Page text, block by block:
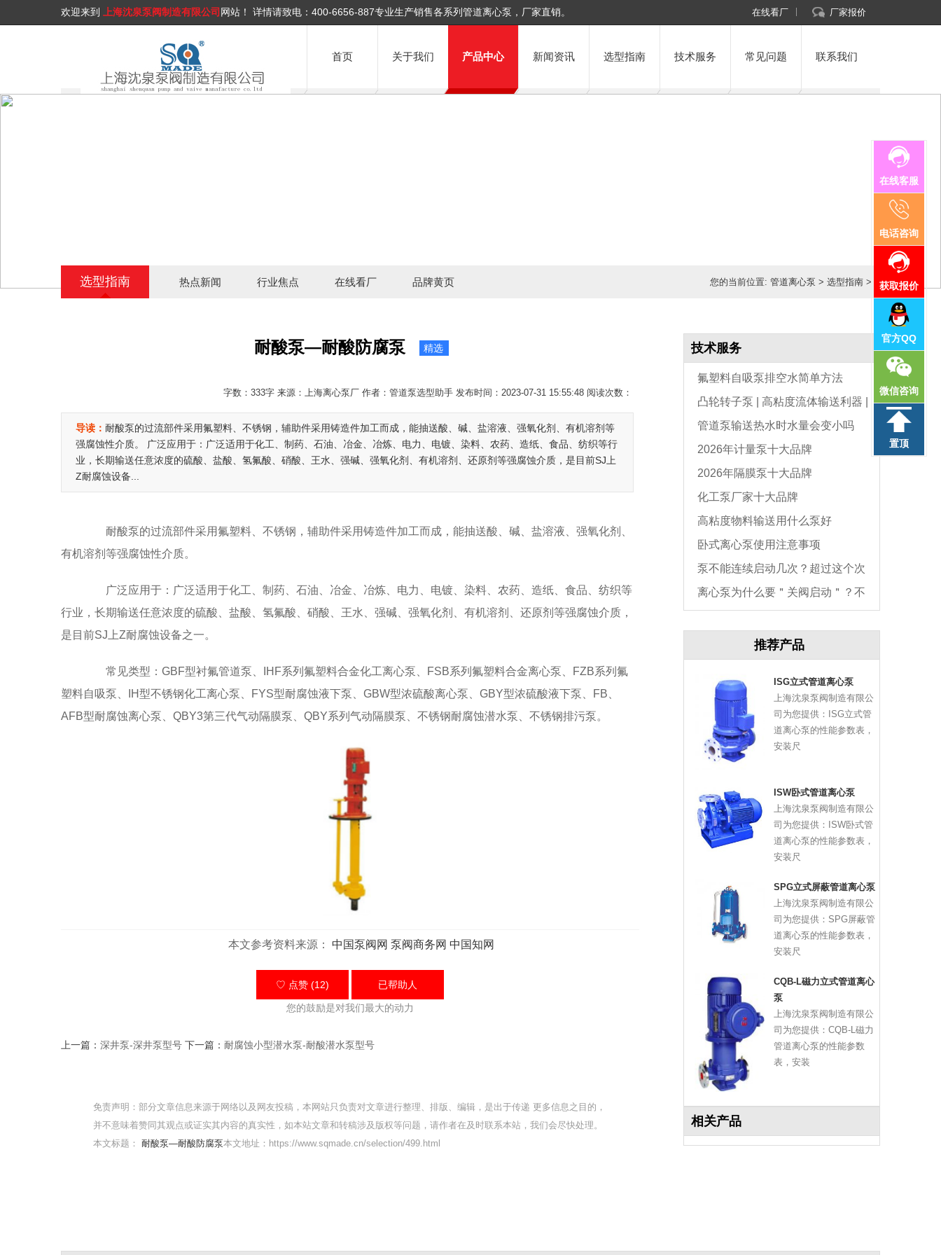
欢迎来到 上海沈泉泵阀制造有限公司 网站！ 详情请致电： 400-6656-887专业生产销售各系列管道离心泵，厂家直销。 在线看厂 厂家报价
首页 关于我们 产品中心 新闻资讯 选型指南 技术服务 常见问题 联系我们
在线客服
电话咨询
获取报价
官方QQ
微信咨询
置顶
选型指南 热点新闻 行业焦点 在线看厂 品牌黄页 您的当前位置:管道离心泵 >选型指南 >
耐酸泵—耐酸防腐泵 精选
字数：333字 来源：上海离心泵厂 作者：管道泵选型助手 发布时间：2023-07-31 15:55:48 阅读次数：
导读： 耐酸泵的过流部件采用氟塑料、不锈钢，辅助件采用铸造件加工而成，能抽送酸、碱、盐溶液、强氧化剂、有机溶剂等
强腐蚀性介质。 广泛应用于：广泛适用于化工、制药、石油、冶金、冶炼、电力、电镀、染料、农药、造纸、食品、纺织等行
业，长期输送任意浓度的硫酸、盐酸、氢氟酸、硝酸、王水、强碱、强氧化剂、有机溶剂、还原剂等强腐蚀介质，是目前SJ上
Z耐腐蚀设备...
耐酸泵的过流部件采用氟塑料、不锈钢，辅助件采用铸造件加工而成，能抽送酸、碱、盐溶液、强氧化剂、
有机溶剂等强腐蚀性介质。
广泛应用于：广泛适用于化工、制药、石油、冶金、冶炼、电力、电镀、染料、农药、造纸、食品、纺织等
行业，长期输送任意浓度的硫酸、盐酸、氢氟酸、硝酸、王水、强碱、强氧化剂、有机溶剂、还原剂等强腐蚀介质，
是目前SJ上Z耐腐蚀设备之一。
常见类型：GBF型衬氟管道泵、IHF系列氟塑料合金化工离心泵、FSB系列氟塑料合金离心泵、FZB系列氟
塑料自吸泵、IH型不锈钢化工离心泵、FYS型耐腐蚀液下泵、GBW型浓硫酸离心泵、GBY型浓硫酸液下泵、FB、
AFB型耐腐蚀离心泵、QBY3第三代气动隔膜泵、QBY系列气动隔膜泵、不锈钢耐腐蚀潜水泵、不锈钢排污泵。
本文参考资料来源： 中国泵阀网 泵阀商务网 中国知网
♡ 点赞 (12) 已帮助人
您的鼓励是对我们最大的动力
上一篇： 深井泵-深井泵型号 下一篇： 耐腐蚀小型潜水泵-耐酸潜水泵型号
免责声明：部分文章信息来源于网络以及网友投稿，本网站只负责对文章进行整理、排版、编辑，是出于传递 更多信息之目的，
并不意味着赞同其观点或证实其内容的真实性，如本站文章和转稿涉及版权等问题，请作者在及时联系本站，我们会尽快处理。
本文标题： 耐酸泵—耐酸防腐泵本文地址：https://www.sqmade.cn/selection/499.html
技术服务
氟塑料自吸泵排空水简单方法
凸轮转子泵 | 高粘度流体输送利器 |
选型与维护全指南
管道泵输送热水时水量会变小吗
2026年计量泵十大品牌
2026年隔膜泵十大品牌
化工泵厂家十大品牌
高粘度物料输送用什么泵好
卧式离心泵使用注意事项
泵不能连续启动几次？超过这个次
数，电机必坏
离心泵为什么要＂关阀启动＂？不
推荐产品
ISG立式管道离心泵
上海沈泉泵阀制造有限公
司为您提供：ISG立式管
道离心泵的性能参数表，
安装尺
ISW卧式管道离心泵
上海沈泉泵阀制造有限公
司为您提供：ISW卧式管
道离心泵的性能参数表，
安装尺
SPG立式屏蔽管道离心泵
上海沈泉泵阀制造有限公
司为您提供：SPG屏蔽管
道离心泵的性能参数表，
安装尺
CQB-L磁力立式管道离心
泵
上海沈泉泵阀制造有限公
司为您提供：CQB-L磁力
管道离心泵的性能参数
表，安装
相关产品